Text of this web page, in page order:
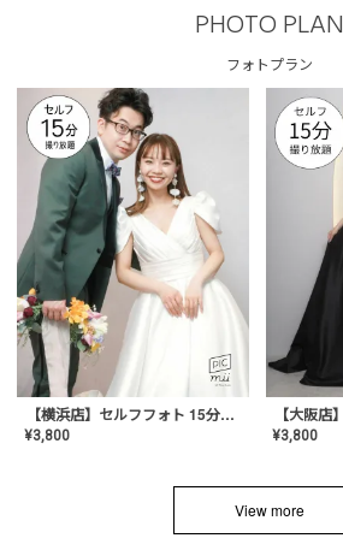
PHOTO PLAN
フォトプラン
【横浜店】セルフフォト 15分撮り放題プラン
¥3,800 ¥3,800
View more